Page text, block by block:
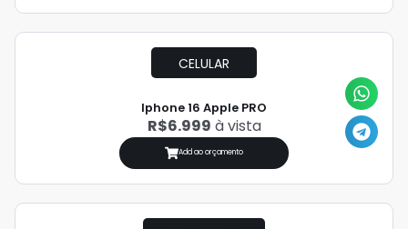
CELULAR
Iphone 16 Apple PRO
R$6.999 à vista
Add ao orçamento